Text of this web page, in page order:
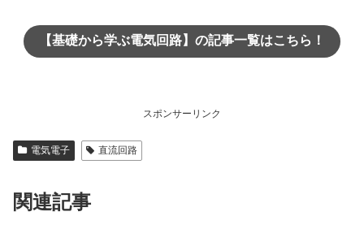
【基礎から学ぶ電気回路】の記事一覧はこちら！
スポンサーリンク
電気電子 直流回路
関連記事